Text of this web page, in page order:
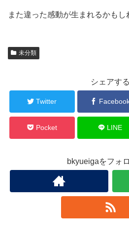
また違った感動が生まれるかもし
未分類
シェアする
Twitter
Pocket LINE
bkyueigaをフォ